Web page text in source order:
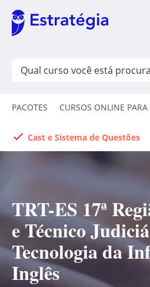
PACOTES CURSOS ONLINE
Cast e Sistema de Questões
TRT-ES 17ª
e Técnico
Tecnologia da
Inglês